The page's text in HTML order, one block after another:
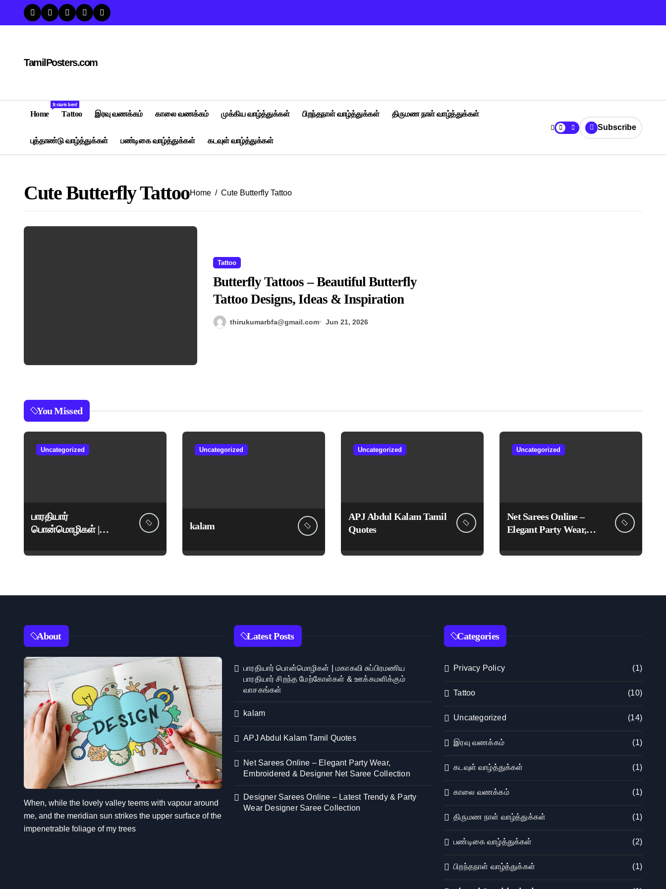
content
TamilPosters.com
Home
It starts here!
Tattoo இரவு வணக்கம் காலை வணக்கம் முக்கிய வாழ்த்துக்கள் பிறந்தநாள் வாழ்த்துக்கள் திருமண நாள் வாழ்த்துக்கள்
புத்தாண்டு வாழ்த்துக்கள் பண்டிகை வாழ்த்துக்கள் கடவுள் வாழ்த்துக்கள்
Subscribe
Cute Butterfly TattooHome Cute Butterfly Tattoo
Tattoo
Butterfly Tattoos – Beautiful Butterfly
Tattoo Designs, Ideas & Inspiration
thirukumarbfa@gmail.com Jun 21, 2026
You Missed
Uncategorized
பாரதியார்
பொன்மொழிகள் |
பாரதியார் சிறந்த
வாசகங்கள்
Uncategorized
kalam
Uncategorized
APJ Abdul Kalam Tamil
Quotes
Uncategorized
Net Sarees Online –
Elegant Party Wear,
Designer Net Saree
About
When, while the lovely valley teems with vapour around
me, and the meridian sun strikes the upper surface of the
impenetrable foliage of my trees
Latest Posts
பாரதியார் பொன்மொழிகள் | மகாகவி சுப்பிரமணிய
பாரதியார் சிறந்த மேற்கோள்கள் & ஊக்கமளிக்கும்
வாசகங்கள்
kalam
APJ Abdul Kalam Tamil Quotes
Net Sarees Online – Elegant Party Wear,
Embroidered & Designer Net Saree Collection
Designer Sarees Online – Latest Trendy & Party
Wear Designer Saree Collection
Categories
Privacy Policy (1)
Tattoo (10)
Uncategorized (14)
இரவு வணக்கம் (1)
கடவுள் வாழ்த்துக்கள் (1)
காலை வணக்கம் (1)
திருமண நாள் வாழ்த்துக்கள் (1)
பண்டிகை வாழ்த்துக்கள் (2)
பிறந்தநாள் வாழ்த்துக்கள் (1)